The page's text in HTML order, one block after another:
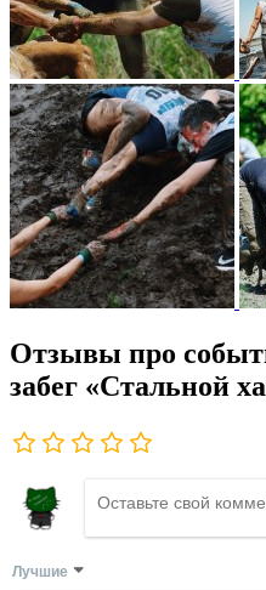
Отзывы про
забег «Стальной
Лучшие